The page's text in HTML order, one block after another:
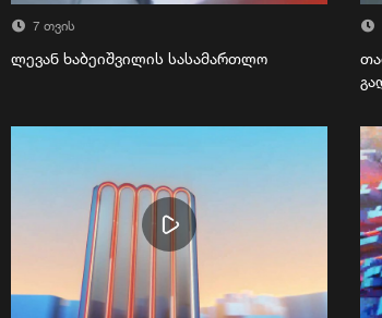
7 თვის
ლევან ხაბეიშვილის სასამართლო